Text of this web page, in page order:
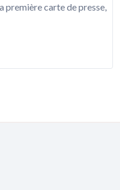
première carte de presse,